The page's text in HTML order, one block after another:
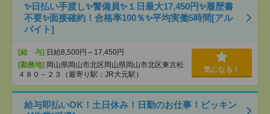
✨日払い手渡し✨警備員✨１日最大17,450円✨履歴書
不要✨面接確約！合格率100％✨平均実働5時間[アル
バイト]
[給 与] 日給8,500円～17,450円
[勤務地] 岡山県岡山市北区岡山県岡山市北区東古松
４８０－２３（最寄り駅：JR大元駅）
気になる！
給与即払いOK！土日休み！日勤のお仕事！ピッキン